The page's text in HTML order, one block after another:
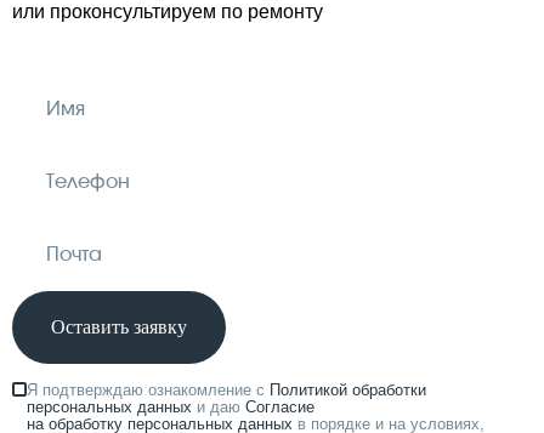
или проконсультируем по ремонту
Оставить заявку
Я подтверждаю ознакомление с Политикой обработки
персональных данных и даю Согласие
на обработку персональных данных в порядке и на условиях,